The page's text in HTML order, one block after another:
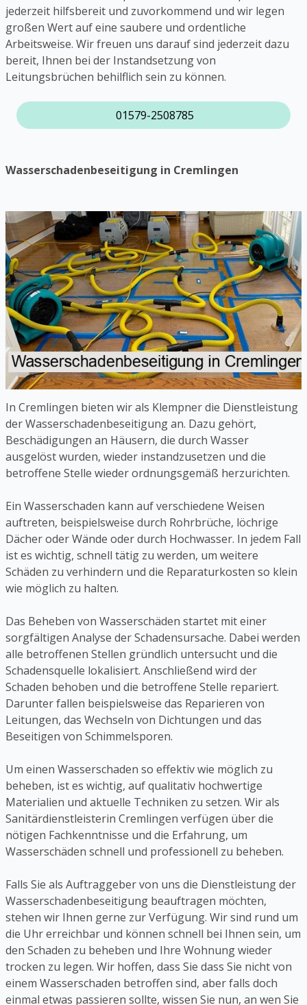
jederzeit hilfsbereit und zuvorkommend und wir legen
großen Wert auf eine saubere und ordentliche
Arbeitsweise. Wir freuen uns darauf sind jederzeit dazu
bereit, Ihnen bei der Instandsetzung von
Leitungsbrüchen behilflich sein zu können.
01579-2508785
Wasserschadenbeseitigung in Cremlingen
In Cremlingen bieten wir als Klempner die Dienstleistung
der Wasserschadenbeseitigung an. Dazu gehört,
Beschädigungen an Häusern, die durch Wasser
ausgelöst wurden, wieder instandzusetzen und die
betroffene Stelle wieder ordnungsgemäß herzurichten.
Ein Wasserschaden kann auf verschiedene Weisen
auftreten, beispielsweise durch Rohrbrüche, löchrige
Dächer oder Wände oder durch Hochwasser. In jedem Fall
ist es wichtig, schnell tätig zu werden, um weitere
Schäden zu verhindern und die Reparaturkosten so klein
wie möglich zu halten.
Das Beheben von Wasserschäden startet mit einer
sorgfältigen Analyse der Schadensursache. Dabei werden
alle betroffenen Stellen gründlich untersucht und die
Schadensquelle lokalisiert. Anschließend wird der
Schaden behoben und die betroffene Stelle repariert.
Darunter fallen beispielsweise das Reparieren von
Leitungen, das Wechseln von Dichtungen und das
Beseitigen von Schimmelsporen.
Um einen Wasserschaden so effektiv wie möglich zu
beheben, ist es wichtig, auf qualitativ hochwertige
Materialien und aktuelle Techniken zu setzen. Wir als
Sanitärdienstleisterin Cremlingen verfügen über die
nötigen Fachkenntnisse und die Erfahrung, um
Wasserschäden schnell und professionell zu beheben.
Falls Sie als Auftraggeber von uns die Dienstleistung der
Wasserschadenbeseitigung beauftragen möchten,
stehen wir Ihnen gerne zur Verfügung. Wir sind rund um
die Uhr erreichbar und können schnell bei Ihnen sein, um
den Schaden zu beheben und Ihre Wohnung wieder
trocken zu legen. Wir hoffen, dass Sie dass Sie nicht von
einem Wasserschaden betroffen sind, aber falls doch
einmal etwas passieren sollte, wissen Sie nun, an wen Sie